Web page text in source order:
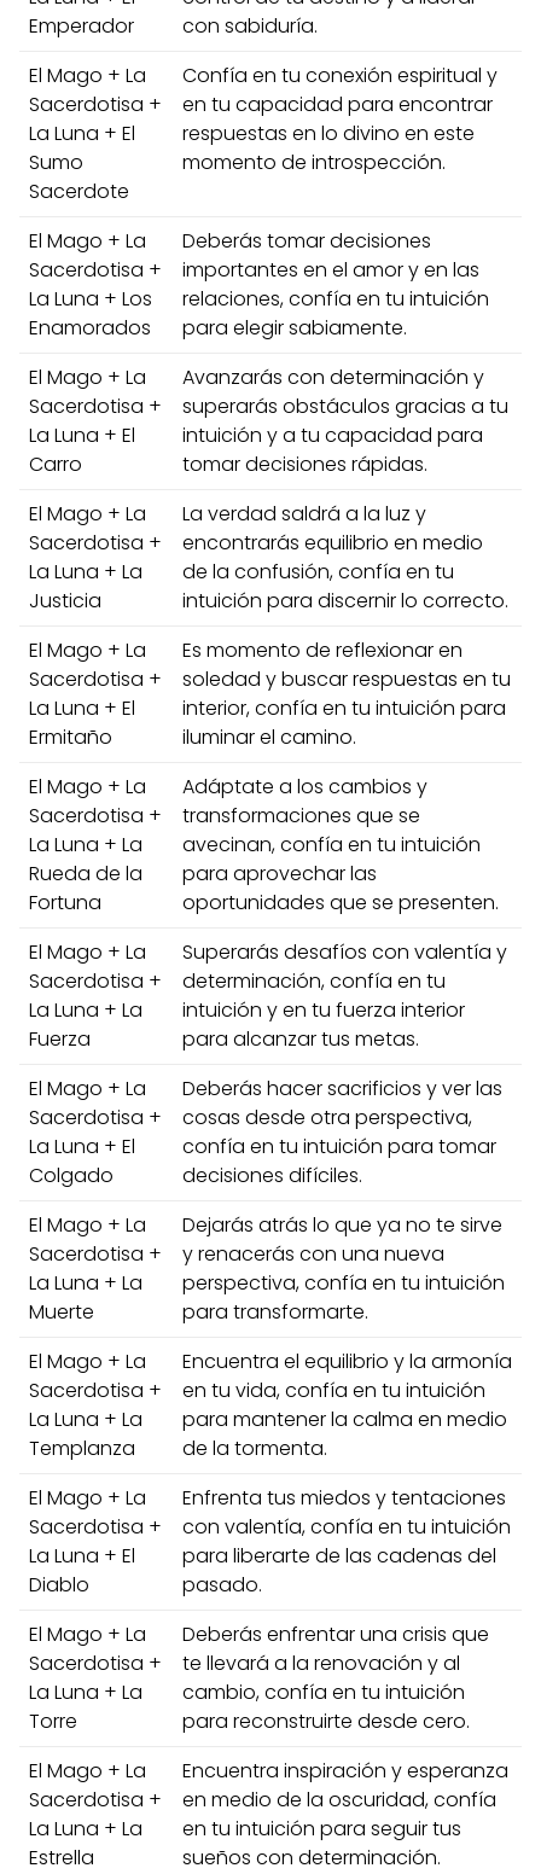
Emperador
con sabiduría.
El Mago + La
Sacerdotisa +
La Luna + El
Sumo
Sacerdote
Confía en tu conexión espiritual y
en tu capacidad para encontrar
respuestas en lo divino en este
momento de introspección.
El Mago + La
Sacerdotisa +
La Luna + Los
Enamorados
Deberás tomar decisiones
importantes en el amor y en las
relaciones, confía en tu intuición
para elegir sabiamente.
El Mago + La
Sacerdotisa +
La Luna + El
Carro
Avanzarás con determinación y
superarás obstáculos gracias a tu
intuición y a tu capacidad para
tomar decisiones rápidas.
El Mago + La
Sacerdotisa +
La Luna + La
Justicia
La verdad saldrá a la luz y
encontrarás equilibrio en medio
de la confusión, confía en tu
intuición para discernir lo correcto.
El Mago + La
Sacerdotisa +
La Luna + El
Ermitaño
Es momento de reflexionar en
soledad y buscar respuestas en tu
interior, confía en tu intuición para
iluminar el camino.
El Mago + La
Sacerdotisa +
La Luna + La
Rueda de la
Fortuna
Adáptate a los cambios y
transformaciones que se
avecinan, confía en tu intuición
para aprovechar las
oportunidades que se presenten.
El Mago + La
Sacerdotisa +
La Luna + La
Fuerza
Superarás desafíos con valentía y
determinación, confía en tu
intuición y en tu fuerza interior
para alcanzar tus metas.
El Mago + La
Sacerdotisa +
La Luna + El
Colgado
Deberás hacer sacrificios y ver las
cosas desde otra perspectiva,
confía en tu intuición para tomar
decisiones difíciles.
El Mago + La
Sacerdotisa +
La Luna + La
Muerte
Dejarás atrás lo que ya no te sirve
y renacerás con una nueva
perspectiva, confía en tu intuición
para transformarte.
El Mago + La
Sacerdotisa +
La Luna + La
Templanza
Encuentra el equilibrio y la armonía
en tu vida, confía en tu intuición
para mantener la calma en medio
de la tormenta.
El Mago + La
Sacerdotisa +
La Luna + El
Diablo
Enfrenta tus miedos y tentaciones
con valentía, confía en tu intuición
para liberarte de las cadenas del
pasado.
El Mago + La
Sacerdotisa +
La Luna + La
Torre
Deberás enfrentar una crisis que
te llevará a la renovación y al
cambio, confía en tu intuición
para reconstruirte desde cero.
El Mago + La
Sacerdotisa +
La Luna + La
Estrella
Encuentra inspiración y esperanza
en medio de la oscuridad, confía
en tu intuición para seguir tus
sueños con determinación.